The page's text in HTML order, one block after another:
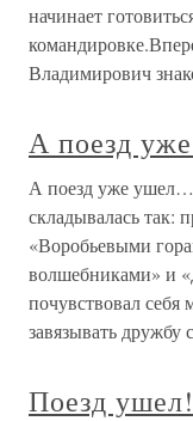
начинает
Владимирович
А поезд
А поезд уже ушел…
складывалась так:
«Воробьевыми
волшебниками» и
почувствовал
завязывать дружбу с
Поезд ушел!